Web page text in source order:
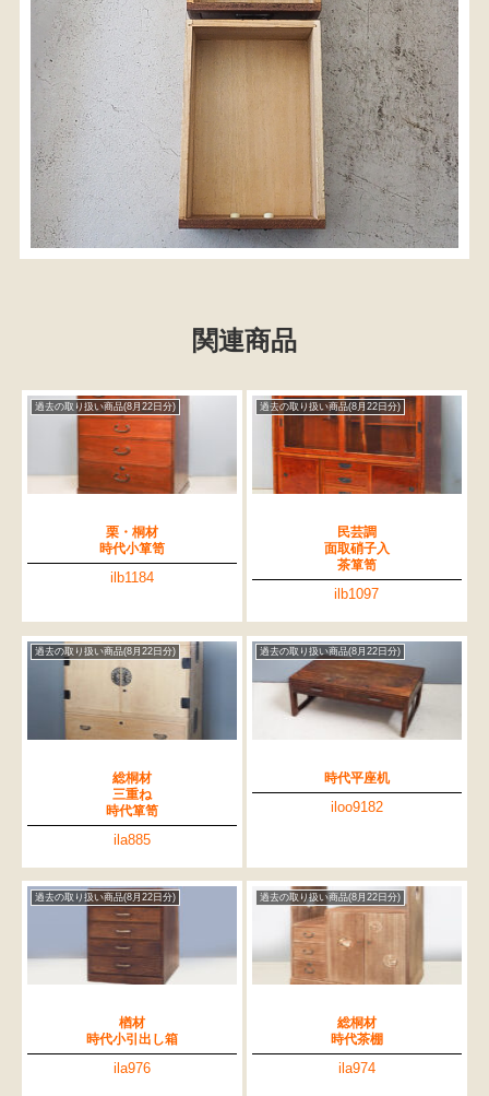
関連商品
過去の取り扱い商品(8月22日分)
栗・桐材
時代小箪笥
ilb1184
過去の取り扱い商品(8月22日分)
民芸調
面取硝子入
茶箪笥
ilb1097
過去の取り扱い商品(8月22日分)
総桐材
三重ね
時代箪笥
ila885
過去の取り扱い商品(8月22日分)
時代平座机
iloo9182
過去の取り扱い商品(8月22日分)
楢材
時代小引出し箱
ila976
過去の取り扱い商品(8月22日分)
総桐材
時代茶棚
ila974